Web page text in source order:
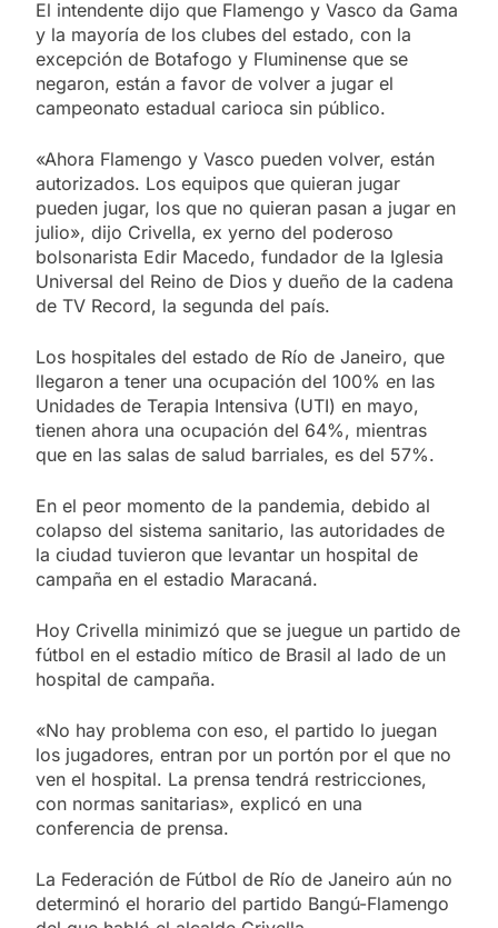
El intendente dijo que Flamengo y Vasco da Gama
y la mayoría de los clubes del estado, con la
excepción de Botafogo y Fluminense que se
negaron, están a favor de volver a jugar el
campeonato estadual carioca sin público.
«Ahora Flamengo y Vasco pueden volver, están
autorizados. Los equipos que quieran jugar
pueden jugar, los que no quieran pasan a jugar en
julio», dijo Crivella, ex yerno del poderoso
bolsonarista Edir Macedo, fundador de la Iglesia
Universal del Reino de Dios y dueño de la cadena
de TV Record, la segunda del país.
Los hospitales del estado de Río de Janeiro, que
llegaron a tener una ocupación del 100% en las
Unidades de Terapia Intensiva (UTI) en mayo,
tienen ahora una ocupación del 64%, mientras
que en las salas de salud barriales, es del 57%.
En el peor momento de la pandemia, debido al
colapso del sistema sanitario, las autoridades de
la ciudad tuvieron que levantar un hospital de
campaña en el estadio Maracaná.
Hoy Crivella minimizó que se juegue un partido de
fútbol en el estadio mítico de Brasil al lado de un
hospital de campaña.
«No hay problema con eso, el partido lo juegan
los jugadores, entran por un portón por el que no
ven el hospital. La prensa tendrá restricciones,
con normas sanitarias», explicó en una
conferencia de prensa.
La Federación de Fútbol de Río de Janeiro aún no
determinó el horario del partido Bangú-Flamengo